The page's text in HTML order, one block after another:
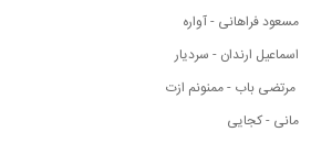
مسعود فراهانی - آواره
اسماعیل ارندان - سردیار
مرتضی باب - ممنونم ازت
مانی - کجایی